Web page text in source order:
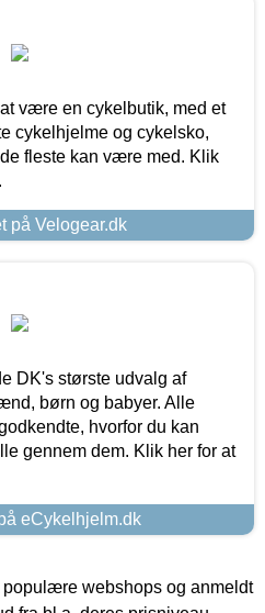
være en cykelbutik, med et
cykelhjelme og cykelsko,
fleste kan være med. Klik
på Velogear.dk
DK's største udvalg af
børn og babyer. Alle
hvorfor du kan
gennem dem. Klik her for at
eCykelhjelm.dk
webshops og anmeldt